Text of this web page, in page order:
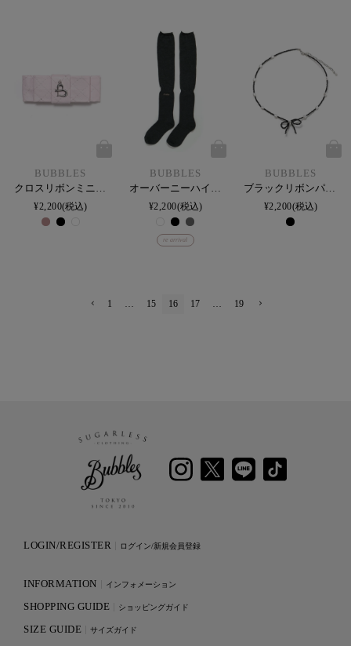
BUBBLES
¥2,200 税込
BUBBLES
¥2,200 税込
re arrival
BUBBLES
¥2,200 税込
1 15 16 17 19
LOGIN/REGISTER ログイン/新規会員登録
INFORMATION インフォメーション
SHOPPING GUIDE ショッピングガイド
SIZE GUIDE サイズガイド